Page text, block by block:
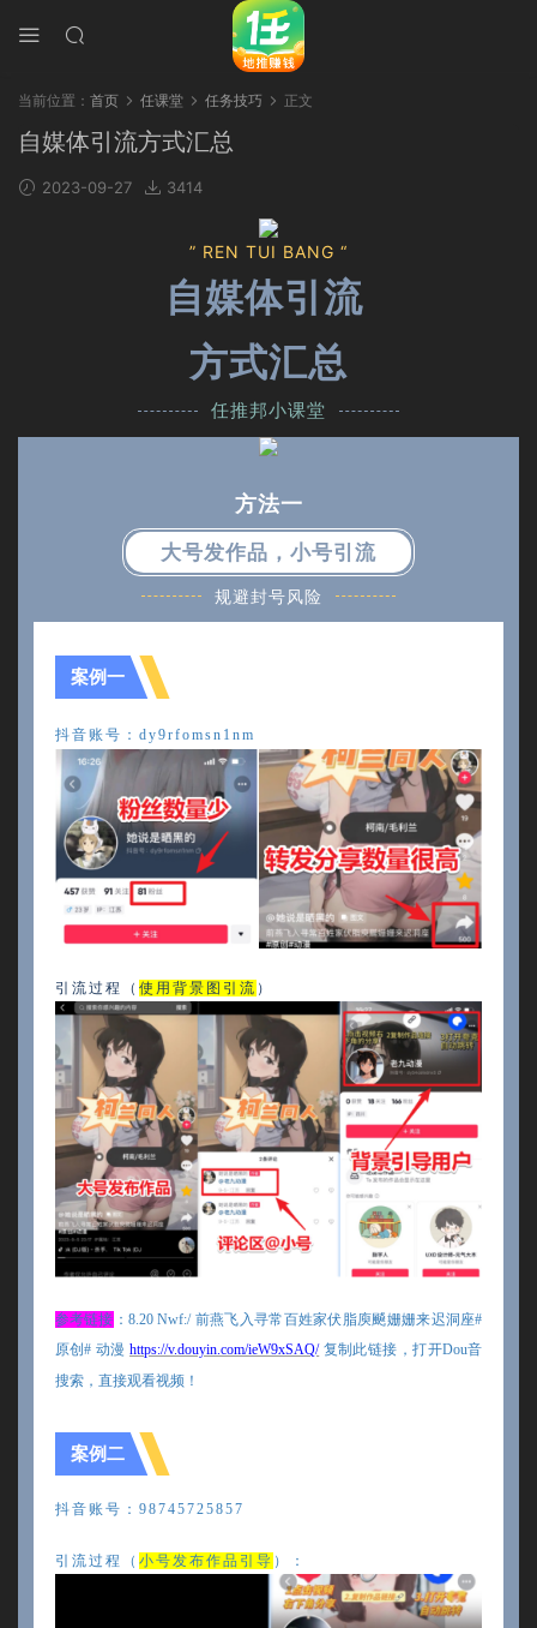
当前位置： 首页 任课堂 任务技巧 正文
自媒体引流方式汇总
2023-09-27 3414
” REN TUI BANG “
自媒体引流
方式汇总
任推邦小课堂
方法一
大号发作品，小号引流
规避封号风险
案例一
抖音账号： dy9rfomsn1nm
引流过程（ 使用背景图引流 ）
参考链接 ：8.20 Nwf:/ 前燕飞入寻常百姓家伏脂庾飇姗姗来迟洞座#
原创# 动漫https://v.douyin.com/ieW9xSAQ/ 复制此链接，打开Dou音
搜索，直接观看视频！
案例二
抖音账号： 98745725857
引流过程（ 小号发布作品引导 ）：